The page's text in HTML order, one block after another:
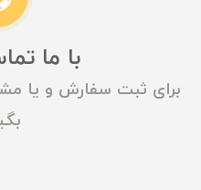
با ما
برای ثبت سفارش و یا